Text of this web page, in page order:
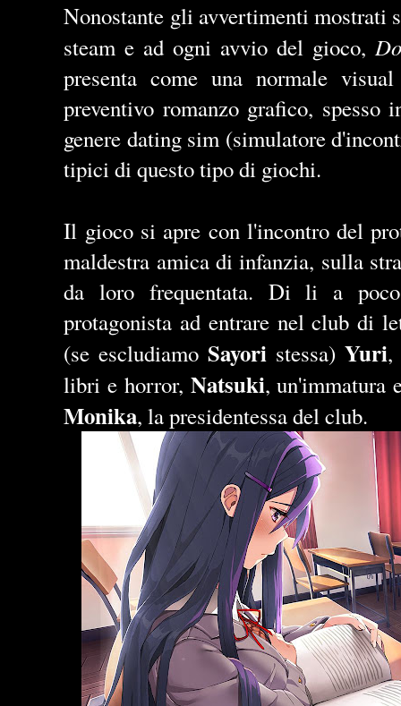
Nonostante gli avvertimenti mostrati
steam e ad ogni avvio del gioco,
presenta come una normale
preventivo romanzo grafico,
genere dating sim (simulatore
tipici di questo tipo di giochi.
Il gioco si apre con l'incontro del
maldestra amica di infanzia, sulla
da loro frequentata. Di li a
protagonista ad entrare nel club di
(se escludiamoSayori stessa) Yuri,
libri e horror, Natsuki, un'immatura
Monika, la presidentessa del club.